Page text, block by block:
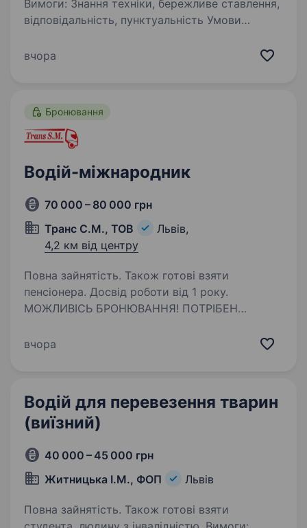
Вимоги: Знання техніки, бережливе ставлення,
відповідальність, пунктуальність Умови
Обов’язки: Грамотне керування автомобілем,
вчора
Бронювання
Водій-міжнародник
70 000 – 80 000 грн
Транс С.М., ТОВ
Львів,
4,2 км від центру
Повна зайнятість. Також готові взяти
пенсіонера. Досвід роботи від 1 року.
МОЖЛИВІСЬ БРОНЮВАННЯ! ПОТРІБЕН
ПЛАТА 15% ВІД ФРАХТУ + ДОБОВІ 400 ГРН
БРОНЮВАННЯ!…
вчора
Водій для перевезення тварин
(виїзний)
40 000 – 45 000 грн
Житницька І.М., ФОП
Львів
Повна зайнятість. Також готові взяти